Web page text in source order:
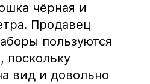
чёрная и
Продавец
пользуются
поскольку
вид и довольно